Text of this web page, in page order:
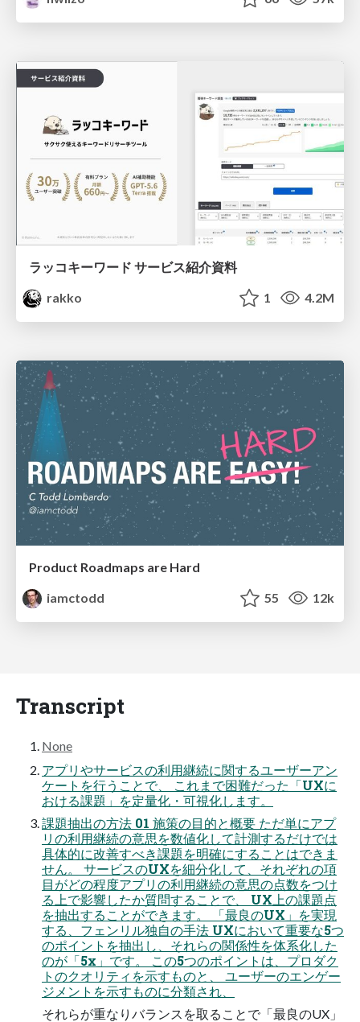
ラッコキーワード サービス紹介資料
rakko
1 4.2M
Product Roadmaps are Hard
iamctodd
55 12k
Transcript
None
アプリやサービスの利用継続に関するユーザーアン
ケートを行うことで、 これまで困難だった「UXに
おける課題」を定量化・可視化します。
課題抽出の方法 01 施策の目的と概要 ただ単にアプ
リの利用継続の意思を数値化して計測するだけでは
具体的に改善すべき課題を明確にすることはできま
せん。 サービスのUXを細分化して、それぞれの項
目がどの程度アプリの利用継続の意思の点数をつけ
る上で影響したか質問することで、 UX上の課題点
を抽出することができます。 「最良のUX」を実現
する、フェンリル独自の手法 UXにおいて重要な5つ
のポイントを抽出し、それらの関係性を体系化した
のが「5x」です。 この5つのポイントは、プロダク
トのクオリティを示すものと、 ユーザーのエンゲー
ジメントを示すものに分類され、
それらが重なりバランスを取ることで「最良のUX」